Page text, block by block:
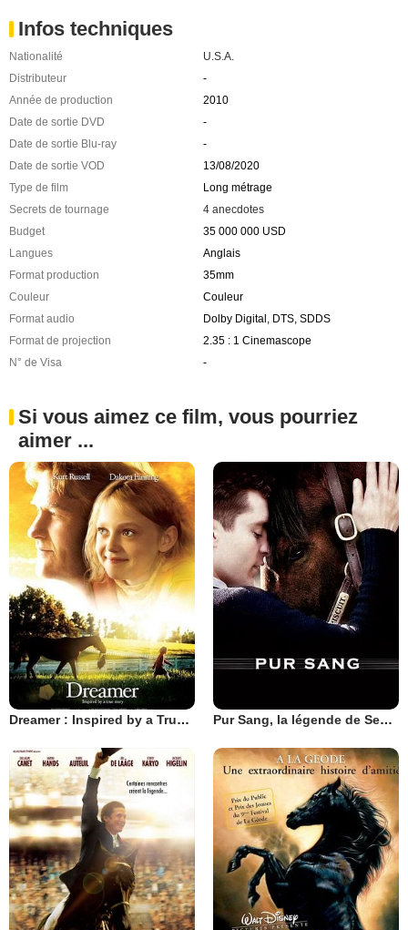
Infos techniques
Nationalité
U.S.A.
Distributeur
-
Année de production
2010
Date de sortie DVD
-
Date de sortie Blu-ray
-
Date de sortie VOD
13/08/2020
Type de film
Long métrage
Secrets de tournage
4 anecdotes
Budget
35 000 000 USD
Langues
Anglais
Format production
35mm
Couleur
Couleur
Format audio
Dolby Digital, DTS, SDDS
Format de projection
2.35 : 1 Cinemascope
N° de Visa
-
Si vous aimez ce film, vous pourriez
aimer ...
Dreamer : Inspired by a True Story Pur Sang, la légende de Seabiscuit